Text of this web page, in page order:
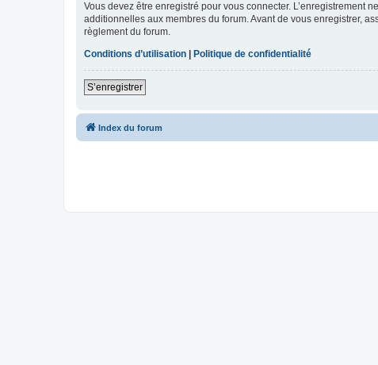
Vous devez être enregistré pour vous connecter. L’enregistrement
additionnelles aux membres du forum. Avant de vous enregistrer,
règlement du forum.
Conditions d’utilisation
Politique de confidentialité
S’enregistrer
Index du forum